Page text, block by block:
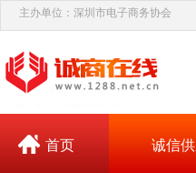
主办单位：深圳市电子商务协会
首页 诚信